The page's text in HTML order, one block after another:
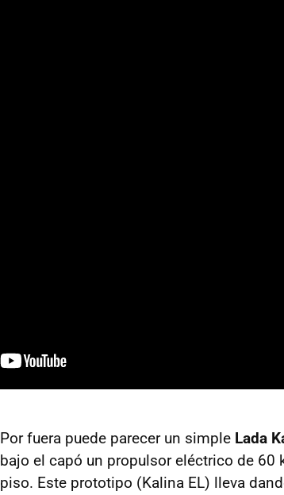
Por fuera puede parecer un simple Lada
bajo el capó un propulsor eléctrico de
piso. Este prototipo (Kalina EL) lleva